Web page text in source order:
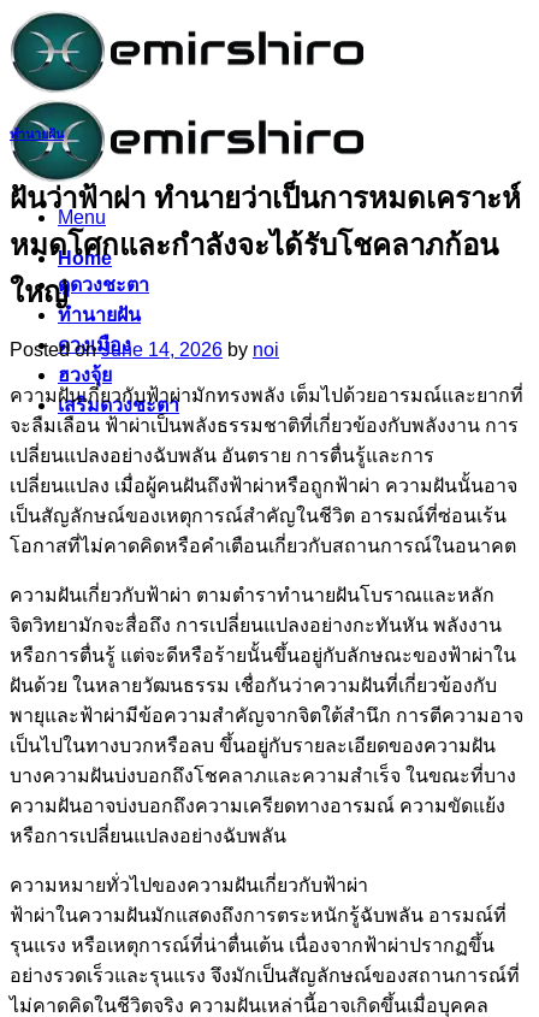
Skip
to
content
Menu
Home
ดูดวงชะตา
ทำนายฝัน
ดวงเมือง
ฮวงจุ้ย
เสริมดวงชะตา
ทำนายฝัน
ฝันว่าฟ้าผ่า ทำนายว่าเป็นการหมดเคราะห์
หมดโศกและกำลังจะได้รับโชคลาภก้อน
ใหญ่
Posted onJune 14, 2026 by noi
ความฝันเกี่ยวกับฟ้าผ่ามักทรงพลัง เต็มไปด้วยอารมณ์และยากที่
จะลืมเลือน ฟ้าผ่าเป็นพลังธรรมชาติที่เกี่ยวข้องกับพลังงาน การ
เปลี่ยนแปลงอย่างฉับพลัน อันตราย การตื่นรู้และการ
เปลี่ยนแปลง เมื่อผู้คนฝันถึงฟ้าผ่าหรือถูกฟ้าผ่า ความฝันนั้นอาจ
เป็นสัญลักษณ์ของเหตุการณ์สำคัญในชีวิต อารมณ์ที่ซ่อนเร้น
โอกาสที่ไม่คาดคิดหรือคำเตือนเกี่ยวกับสถานการณ์ในอนาคต
ความฝันเกี่ยวกับฟ้าผ่า ตามตำราทำนายฝันโบราณและหลัก
จิตวิทยามักจะสื่อถึง การเปลี่ยนแปลงอย่างกะทันหัน พลังงาน
หรือการตื่นรู้ แต่จะดีหรือร้ายนั้นขึ้นอยู่กับลักษณะของฟ้าผ่าใน
ฝันด้วย ในหลายวัฒนธรรม เชื่อกันว่าความฝันที่เกี่ยวข้องกับ
พายุและฟ้าผ่ามีข้อความสำคัญจากจิตใต้สำนึก การตีความอาจ
เป็นไปในทางบวกหรือลบ ขึ้นอยู่กับรายละเอียดของความฝัน
บางความฝันบ่งบอกถึงโชคลาภและความสำเร็จ ในขณะที่บาง
ความฝันอาจบ่งบอกถึงความเครียดทางอารมณ์ ความขัดแย้ง
หรือการเปลี่ยนแปลงอย่างฉับพลัน
ความหมายทั่วไปของความฝันเกี่ยวกับฟ้าผ่า
ฟ้าผ่าในความฝันมักแสดงถึงการตระหนักรู้ฉับพลัน อารมณ์ที่
รุนแรง หรือเหตุการณ์ที่น่าตื่นเต้น เนื่องจากฟ้าผ่าปรากฏขึ้น
อย่างรวดเร็วและรุนแรง จึงมักเป็นสัญลักษณ์ของสถานการณ์ที่
ไม่คาดคิดในชีวิตจริง ความฝันเหล่านี้อาจเกิดขึ้นเมื่อบุคคล